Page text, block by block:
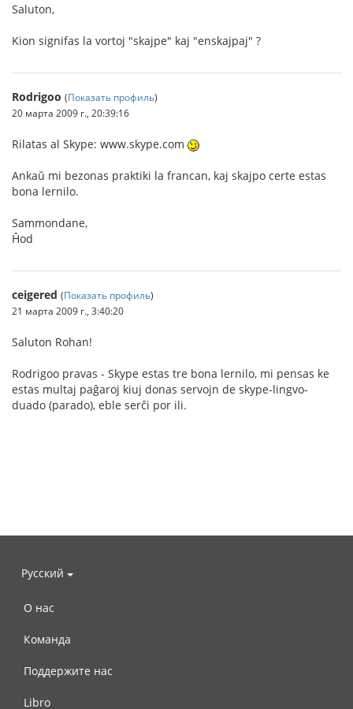
Saluton,
Kion signifas la vortoj "skajpe" kaj "enskajpaj" ?
Rodrigoo (Показать профиль)
20 марта 2009 г., 20:39:16
Rilatas al Skype: www.skype.com
Ankaŭ mi bezonas praktiki la francan, kaj skajpo certe estas
bona lernilo.
Sammondane,
Ĥod
ceigered (Показать профиль)
21 марта 2009 г., 3:40:20
Saluton Rohan!
Rodrigoo pravas - Skype estas tre bona lernilo, mi pensas ke
estas multaj paĝaroj kiuj donas servojn de skype-lingvo-
duado (parado), eble serĉi por ili.
Русский
О нас
Команда
Поддержите нас
Libro